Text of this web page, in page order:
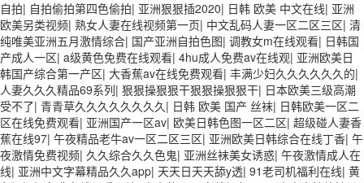
自拍| 自拍偷拍第四色偷拍| 亚洲狠狠插2020| 日韩 欧美 中文在线| 亚洲
欧美另类视频| 熟女人妻在线视频第一页| 中文乱码人妻一区二区三区| 清
纯唯美亚洲五月激情综合| 国产亚洲自拍色图| 调教女m在线观看| 日韩国
产成人一区| a级黄色免费在线观看| 4hu成人免费av在线观| 亚洲欧美日
韩国产综合第一产区| 大香蕉av在线免费观看| 丰满少妇久久久久久久的|
人妻久久久精品69系列| 狠狠操狠狠干狠狠操狠狠干| 日本欧美三级高潮
受不了| 青青草久久久久久久久久 | 日韩 欧美 国产 丝袜| 日韩欧美一区二
区在线免费观看| 亚洲国产一区av| 欧美日韩色图一区二区| 超级碰人妻香
蕉在线97| 午夜精品老牛av一区二区三区| 亚洲欧美日韩综合在线丁香| 午
夜激情免费视频| 久久综合久久色鬼| 亚洲丝袜美女诱惑| 午夜激情成人在
线| 亚洲中文字幕精品久久app| 天天日天天舔y透| 91老司机福利在线| 黄